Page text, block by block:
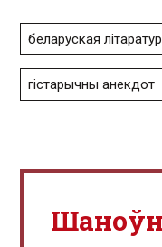
беларуская
гістарычны анекдот